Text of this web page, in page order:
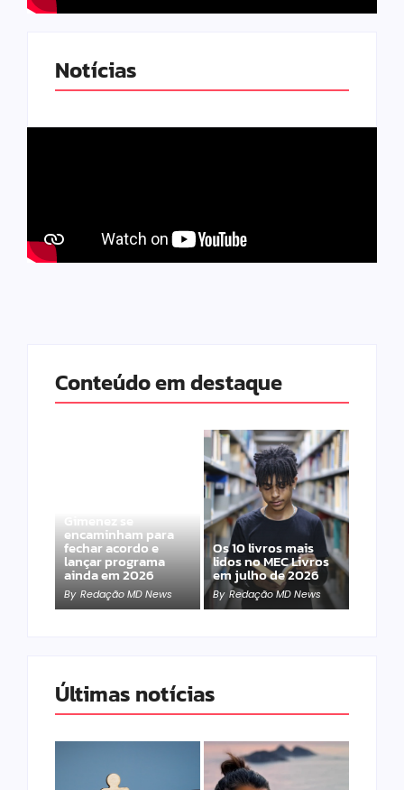
Notícias
Conteúdo em destaque
Gimenez se
encaminham para
fechar acordo e
lançar programa
ainda em 2026
By Redação MD News
Os 10 livros mais
lidos no MEC Livros
em julho de 2026
By Redação MD News
Últimas notícias